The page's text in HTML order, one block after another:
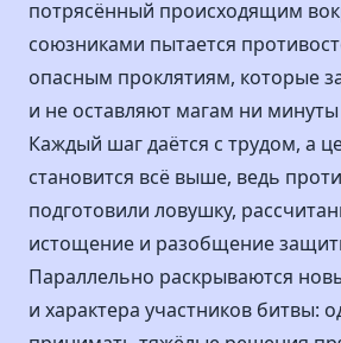
потрясённый происходящим
союзниками пытается
опасным проклятиям, которые
и не оставляют магам ни
Каждый шаг даётся с трудом, а
становится всё выше, ведь
подготовили ловушку,
истощение и разобщение
Параллельно раскрываются
и характера участников битвы: